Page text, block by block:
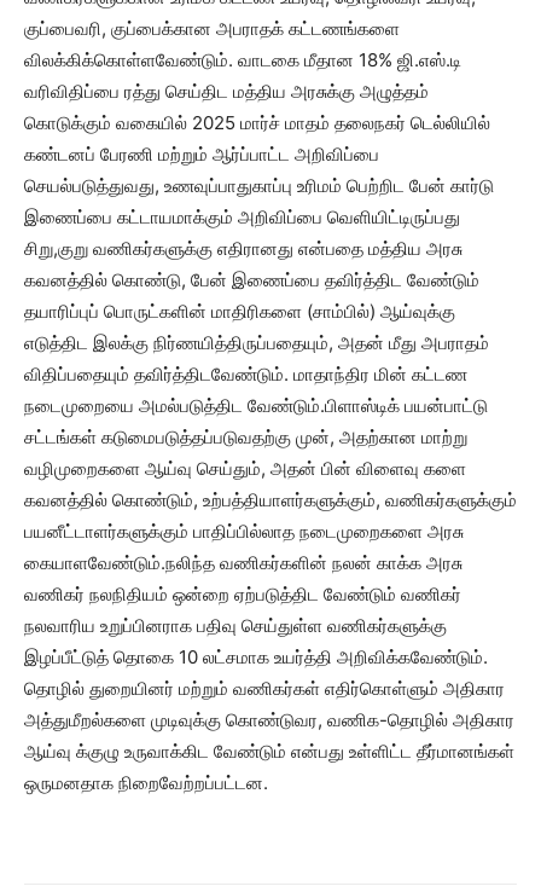
குப்பைவரி, குப்பைக்கான அபராதக் கட்டணங்களை
விலக்கிக்கொள்ளவேண்டும். வாடகை மீதான 18% ஜி.எஸ்.டி
வரிவிதிப்பை ரத்து செய்திட மத்திய அரசுக்கு அழுத்தம்
கொடுக்கும் வகையில் 2025 மார்ச் மாதம் தலைநகர் டெல்லியில்
கண்டனப் பேரணி மற்றும் ஆர்ப்பாட்ட அறிவிப்பை
செயல்படுத்துவது, உணவுப்பாதுகாப்பு உரிமம் பெற்றிட பேன் கார்டு
இணைப்பை கட்டாயமாக்கும் அறிவிப்பை வெளியிட்டிருப்பது
சிறு,குறு வணிகர்களுக்கு எதிரானது என்பதை மத்திய அரசு
கவனத்தில் கொண்டு, பேன் இணைப்பை தவிர்த்திட வேண்டும்
தயாரிப்புப் பொருட்களின் மாதிரிகளை (சாம்பில்) ஆய்வுக்கு
எடுத்திட இலக்கு நிர்ணயித்திருப்பதையும், அதன் மீது அபராதம்
விதிப்பதையும் தவிர்த்திடவேண்டும். மாதாந்திர மின் கட்டண
நடைமுறையை அமல்படுத்திட வேண்டும்.பிளாஸ்டிக் பயன்பாட்டு
சட்டங்கள் கடுமைபடுத்தப்படுவதற்கு முன், அதற்கான மாற்று
வழிமுறைகளை ஆய்வு செய்தும், அதன் பின் விளைவு களை
கவனத்தில் கொண்டும், உற்பத்தியாளர்களுக்கும், வணிகர்களுக்கும்
பயனீட்டாளர்களுக்கும் பாதிப்பில்லாத நடைமுறைகளை அரசு
கையாளவேண்டும்.நலிந்த வணிகர்களின் நலன் காக்க அரசு
வணிகர் நலநிதியம் ஒன்றை ஏற்படுத்திட வேண்டும் வணிகர்
நலவாரிய உறுப்பினராக பதிவு செய்துள்ள வணிகர்களுக்கு
இழப்பீட்டுத் தொகை 10 லட்சமாக உயர்த்தி அறிவிக்கவேண்டும்.
தொழில் துறையினர் மற்றும் வணிகர்கள் எதிர்கொள்ளும் அதிகார
அத்துமீறல்களை முடிவுக்கு கொண்டுவர, வணிக-தொழில் அதிகார
ஆய்வு க்குழு உருவாக்கிட வேண்டும் என்பது உள்ளிட்ட தீர்மானங்கள்
ஒருமனதாக நிறைவேற்றப்பட்டன.